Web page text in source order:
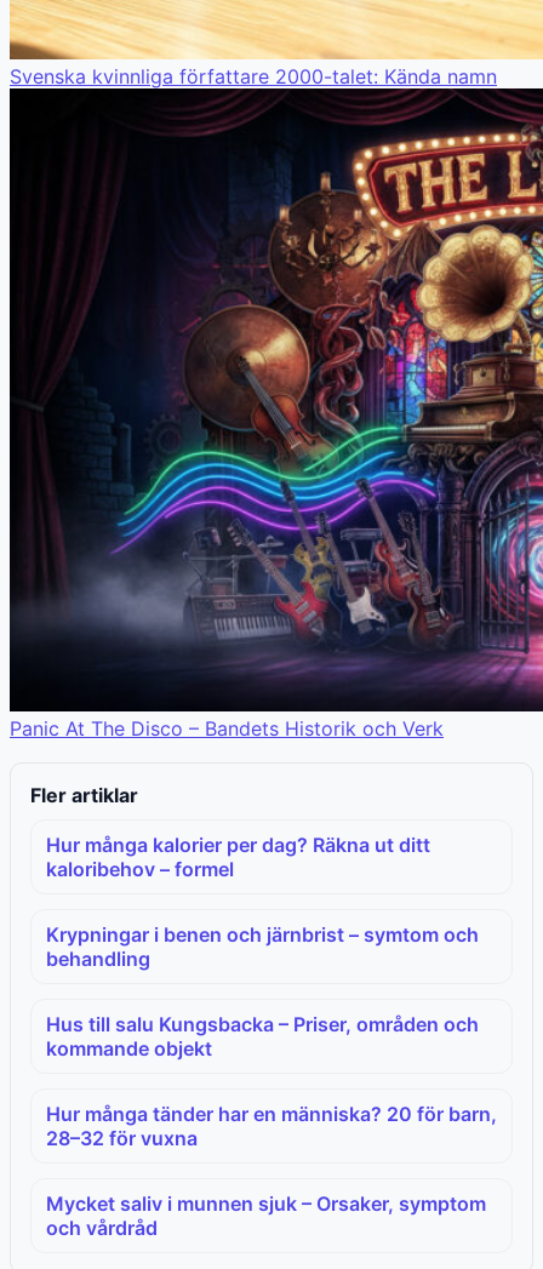
Svenska kvinnliga författare 2000-talet: Kända namn
Panic At The Disco – Bandets Historik och Verk
Fler artiklar
Hur många kalorier per dag? Räkna ut ditt
kaloribehov – formel
Krypningar i benen och järnbrist – symtom och
behandling
Hus till salu Kungsbacka – Priser, områden och
kommande objekt
Hur många tänder har en människa? 20 för barn,
28–32 för vuxna
Mycket saliv i munnen sjuk – Orsaker, symptom
och vårdråd